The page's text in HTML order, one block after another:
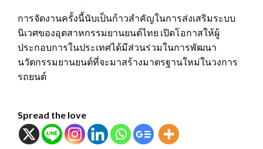
การจัดงานครั้งนี้นับเป็นก้าวสำคัญในการส่งเสริมระบบ
นิเวศของอุตสาหกรรมยานยนต์ไทย เปิดโอกาสให้ผู้
ประกอบการในประเทศได้มีส่วนร่วมในการพัฒนา
นวัตกรรมยานยนต์ที่จะมาสร้างมาตรฐานใหม่ในวงการ
รถยนต์
Spread the love